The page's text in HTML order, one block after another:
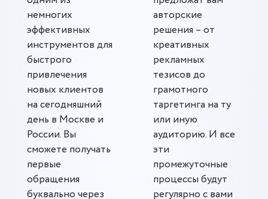
немногих
эффективных
инструментов для
быстрого
привлечения
новых клиентов
на сегодняшний
день в Москве и
России. Вы
сможете получать
первые
обращения
буквально через
авторские
решения – от
креативных
рекламных
тезисов до
грамотного
таргетинга на ту
или иную
аудиторию. И все
эти
промежуточные
процессы будут
регулярно с вами